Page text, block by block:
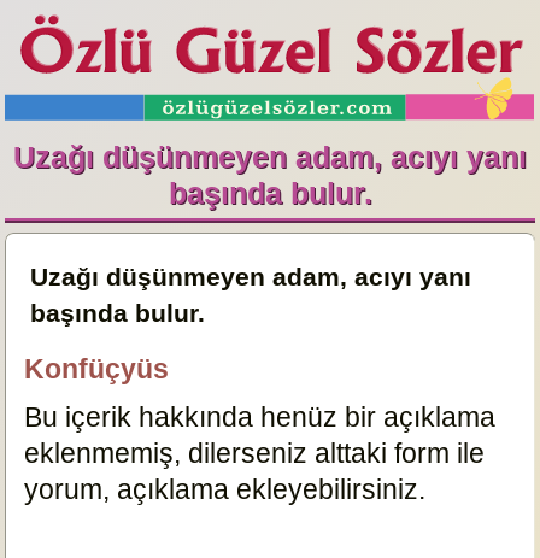
Uzağı düşünmeyen adam, acıyı yanı
başında bulur.
Uzağı düşünmeyen adam, acıyı yanı
başında bulur.
Konfüçyüs
Bu içerik hakkında henüz bir açıklama
eklenmemiş, dilerseniz alttaki form ile
yorum, açıklama ekleyebilirsiniz.